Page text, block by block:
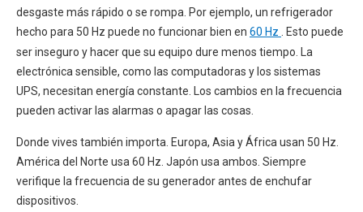
desgaste más rápido o se rompa. Por ejemplo, un refrigerador
hecho para 50 Hz puede no funcionar bien en 60 Hz
. Esto puede
ser inseguro y hacer que su equipo dure menos tiempo. La
electrónica sensible, como las computadoras y los sistemas
UPS, necesitan energía constante. Los cambios en la frecuencia
pueden activar las alarmas o apagar las cosas.
Donde vives también importa. Europa, Asia y África usan 50 Hz.
América del Norte usa 60 Hz. Japón usa ambos. Siempre
verifique la frecuencia de su generador antes de enchufar
dispositivos.